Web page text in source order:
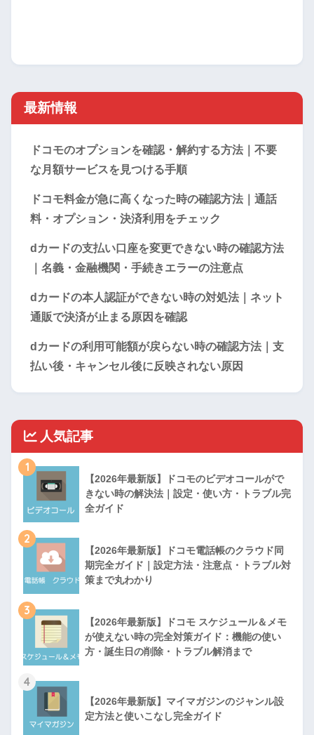
最新情報
ドコモのオプションを確認・解約する方法｜不要
な月額サービスを見つける手順
ドコモ料金が急に高くなった時の確認方法｜通話
料・オプション・決済利用をチェック
dカードの支払い口座を変更できない時の確認方法
｜名義・金融機関・手続きエラーの注意点
dカードの本人認証ができない時の対処法｜ネット
通販で決済が止まる原因を確認
dカードの利用可能額が戻らない時の確認方法｜支
払い後・キャンセル後に反映されない原因
人気記事
1
【2026年最新版】ドコモのビデオコールがで
きない時の解決法｜設定・使い方・トラブル完
全ガイド
2
【2026年最新版】ドコモ電話帳のクラウド同
期完全ガイド｜設定方法・注意点・トラブル対
策まで丸わかり
3
【2026年最新版】ドコモ スケジュール＆メモ
が使えない時の完全対策ガイド：機能の使い
方・誕生日の削除・トラブル解消まで
4
【2026年最新版】マイマガジンのジャンル設
定方法と使いこなし完全ガイド